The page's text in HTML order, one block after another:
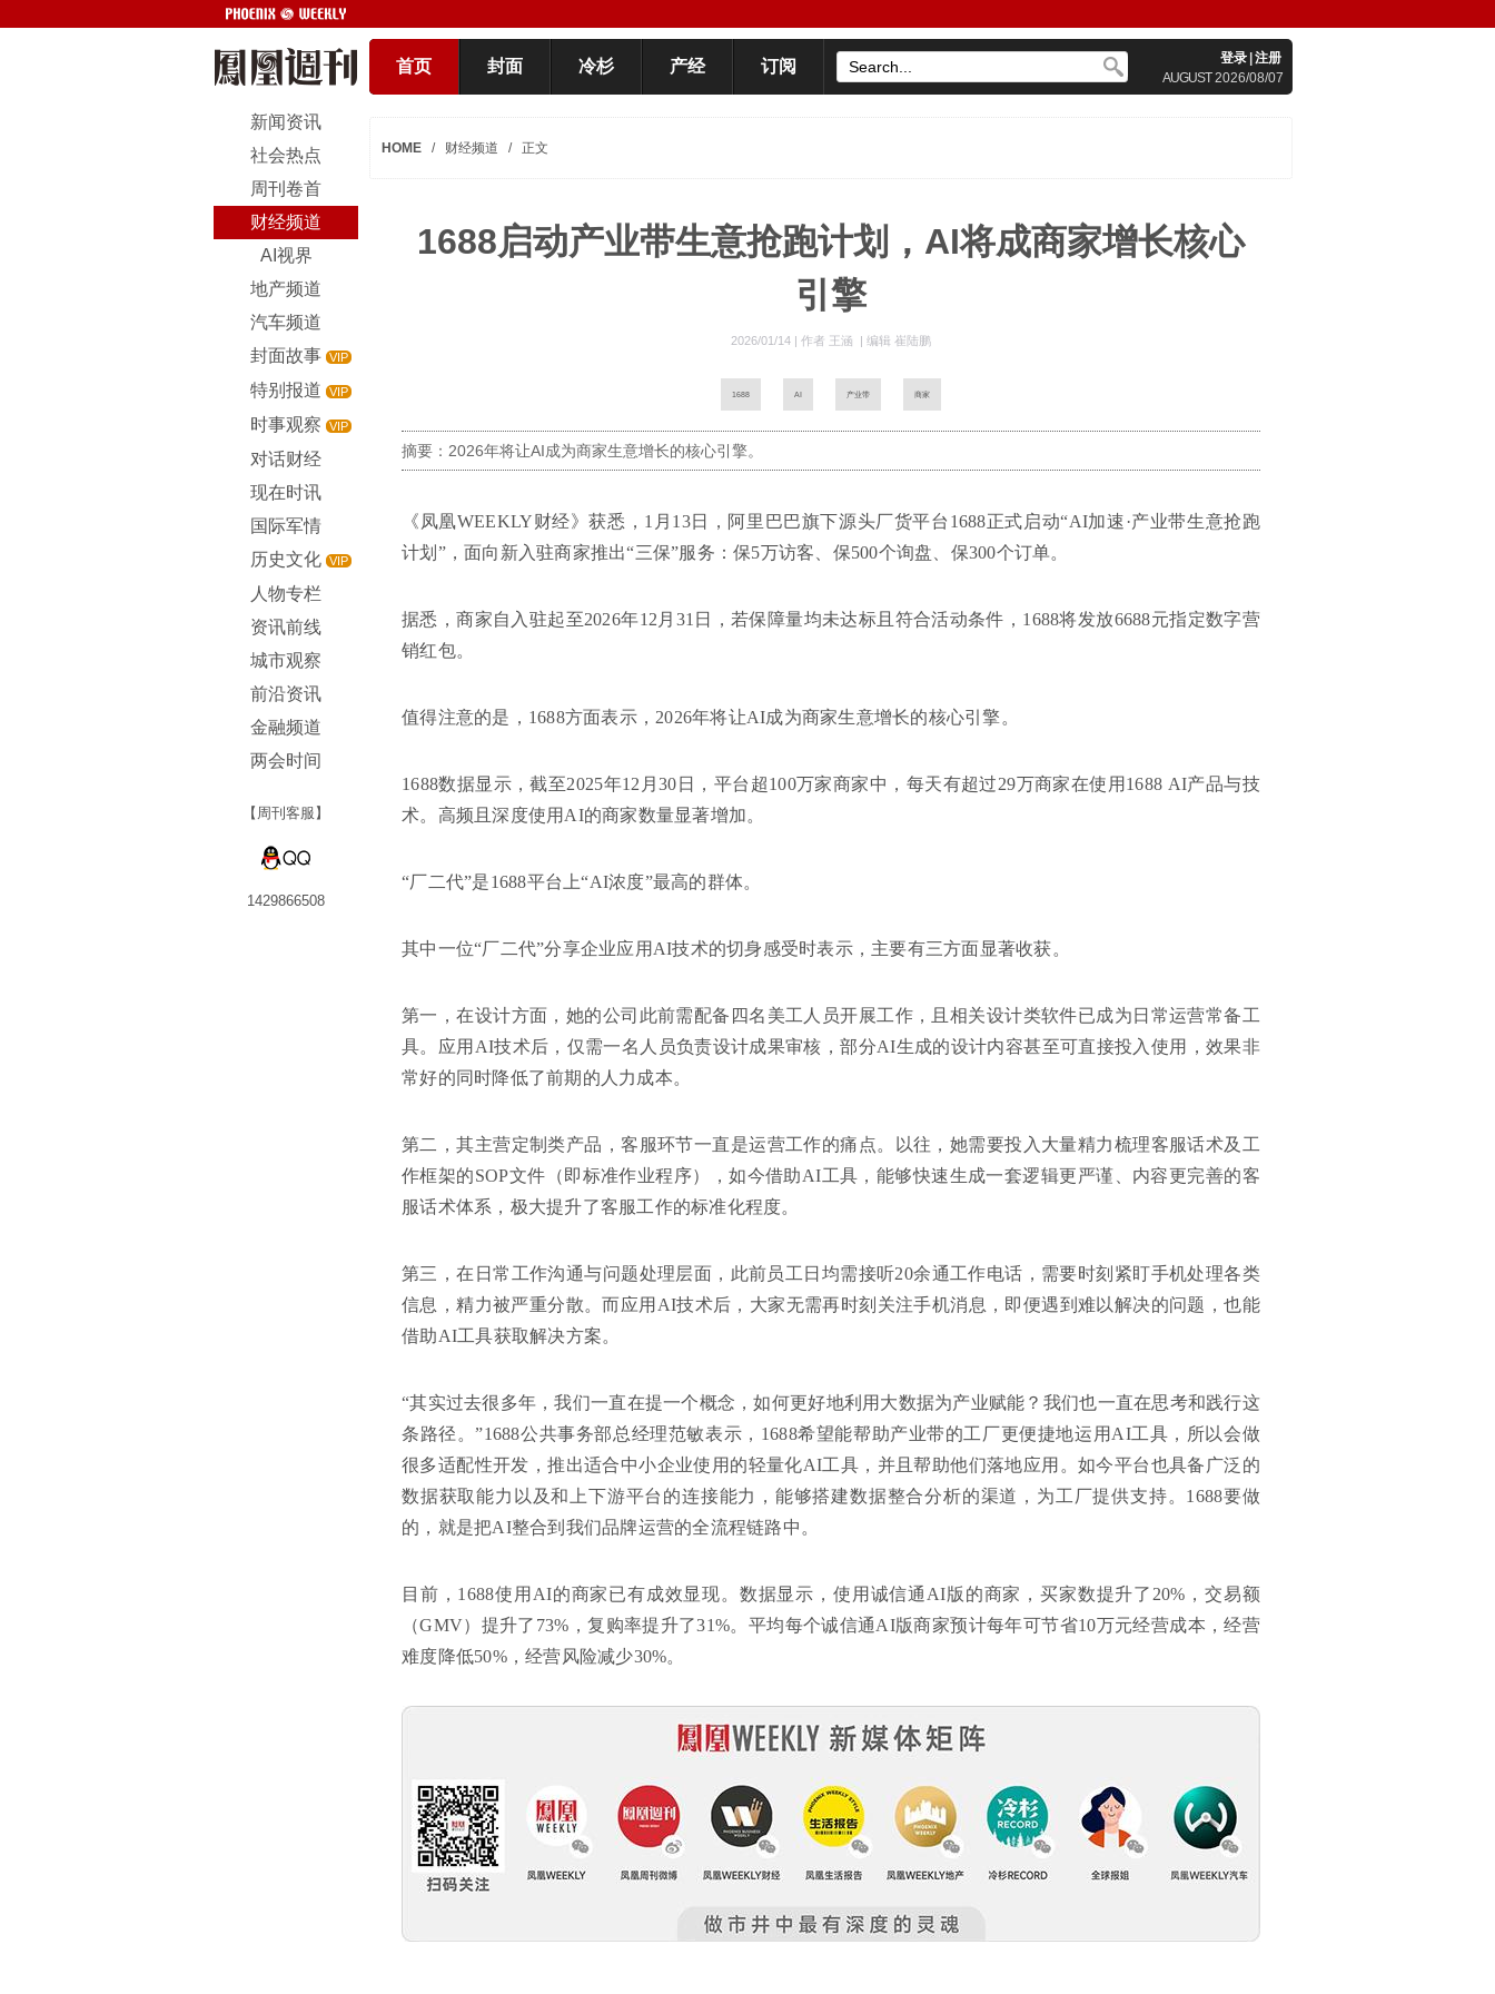
首页 封面 冷杉 产经 订阅 登录 注册
AUGUST2026/08/07
新闻资讯
社会热点
周刊卷首
财经频道
AI视界
地产频道
汽车频道
封面故事 VIP
特别报道 VIP
时事观察 VIP
对话财经
现在时讯
国际军情
历史文化 VIP
人物专栏
资讯前线
城市观察
前沿资讯
金融频道
两会时间
【周刊客服】
1429866508
HOME / 财经频道 / 正文
1688启动产业带生意抢跑计划，AI将成商家增长核心
引擎
2026/01/14 | 作者 王涵 | 编辑 崔陆鹏
1688 AI 产业带 商家
摘要：2026年将让AI成为商家生意增长的核心引擎。
《凤凰WEEKLY财经》获悉，1月13日，阿里巴巴旗下源头厂货平台1688正式启动“AI加速·产业带生意抢跑
计划”，面向新入驻商家推出“三保”服务：保5万访客、保500个询盘、保300个订单。
据悉，商家自入驻起至2026年12月31日，若保障量均未达标且符合活动条件，1688将发放6688元指定数字营
销红包。
值得注意的是，1688方面表示，2026年将让AI成为商家生意增长的核心引擎。
1688数据显示，截至2025年12月30日，平台超100万家商家中，每天有超过29万商家在使用1688 AI产品与技
术。高频且深度使用AI的商家数量显著增加。
“厂二代”是1688平台上“AI浓度”最高的群体。
其中一位“厂二代”分享企业应用AI技术的切身感受时表示，主要有三方面显著收获。
第一，在设计方面，她的公司此前需配备四名美工人员开展工作，且相关设计类软件已成为日常运营常备工
具。应用AI技术后，仅需一名人员负责设计成果审核，部分AI生成的设计内容甚至可直接投入使用，效果非
常好的同时降低了前期的人力成本。
第二，其主营定制类产品，客服环节一直是运营工作的痛点。以往，她需要投入大量精力梳理客服话术及工
作框架的SOP文件（即标准作业程序），如今借助AI工具，能够快速生成一套逻辑更严谨、内容更完善的客
服话术体系，极大提升了客服工作的标准化程度。
第三，在日常工作沟通与问题处理层面，此前员工日均需接听20余通工作电话，需要时刻紧盯手机处理各类
信息，精力被严重分散。而应用AI技术后，大家无需再时刻关注手机消息，即便遇到难以解决的问题，也能
借助AI工具获取解决方案。
“其实过去很多年，我们一直在提一个概念，如何更好地利用大数据为产业赋能？我们也一直在思考和践行这
条路径。”1688公共事务部总经理范敏表示，1688希望能帮助产业带的工厂更便捷地运用AI工具，所以会做
很多适配性开发，推出适合中小企业使用的轻量化AI工具，并且帮助他们落地应用。如今平台也具备广泛的
数据获取能力以及和上下游平台的连接能力，能够搭建数据整合分析的渠道，为工厂提供支持。1688要做
的，就是把AI整合到我们品牌运营的全流程链路中。
目前，1688使用AI的商家已有成效显现。数据显示，使用诚信通AI版的商家，买家数提升了20%，交易额
（GMV）提升了73%，复购率提升了31%。平均每个诚信通AI版商家预计每年可节省10万元经营成本，经营
难度降低50%，经营风险减少30%。